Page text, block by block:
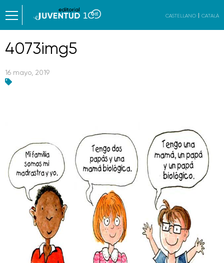
CASTELLANO CATALÀ
4073img5
16 mayo, 2019